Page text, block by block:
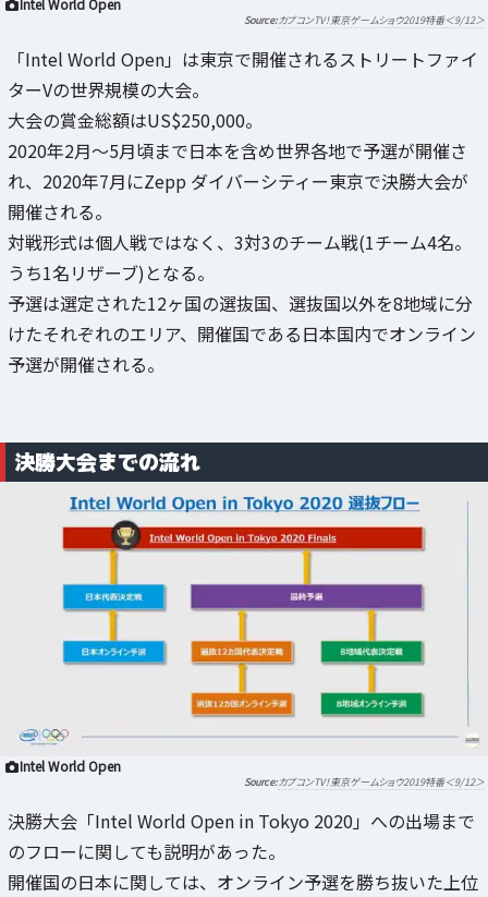
Intel World Open
カプコンTV！東京ゲームショウ2019特番＜9/12＞
「Intel World Open」は東京で開催されるストリートファイ
ターVの世界規模の大会。
大会の賞金総額はUS$250,000。
2020年2月～5月頃まで日本を含め世界各地で予選が開催さ
れ、2020年7月にZepp ダイバーシティー東京で決勝大会が
開催される。
対戦形式は個人戦ではなく、3対3のチーム戦(1チーム4名。
うち1名リザーブ)となる。
予選は選定された12ヶ国の選抜国、選抜国以外を8地域に分
けたそれぞれのエリア、開催国である日本国内でオンライン
予選が開催される。
決勝大会までの流れ
Intel World Open
カプコンTV！東京ゲームショウ2019特番＜9/12＞
決勝大会「Intel World Open in Tokyo 2020」への出場まで
のフローに関しても説明があった。
開催国の日本に関しては、オンライン予選を勝ち抜いた上位